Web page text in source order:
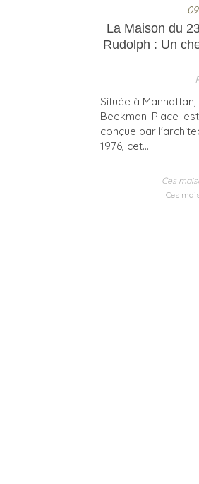
La Maison du
Rudolph : Un
Située à
Beekman Place
conçue par
1976, cet...
Ces
Ces